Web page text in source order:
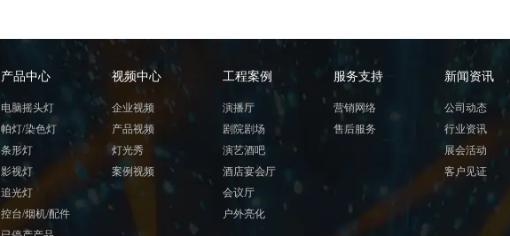
产品中心
电脑摇头灯
帕灯/染色灯
条形灯
影视灯
追光灯
控台/烟机/配件
视频中心
企业视频
产品视频
灯光秀
案例视频
工程案例
演播厅
剧院剧场
演艺酒吧
酒店宴会厅
会议厅
户外亮化
服务支持
营销网络
售后服务
新闻资讯
公司动态
行业资讯
展会活动
客户见证